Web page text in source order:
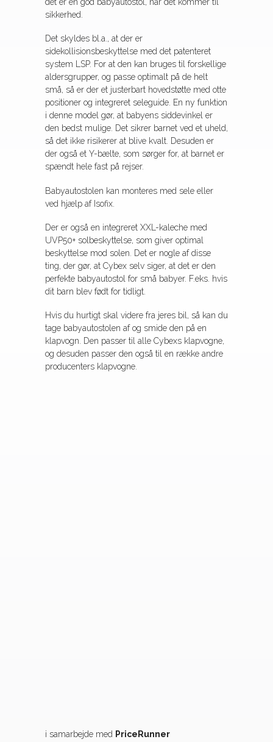
sikkerhed.
Det skyldes bl.a., at der er
sidekollisionsbeskyttelse med det patenteret
system LSP. For at den kan bruges til forskellige
aldersgrupper, og passe optimalt på de helt
små, så er der et justerbart hovedstøtte med otte
positioner og integreret seleguide. En ny funktion
i denne model gør, at babyens siddevinkel er
den bedst mulige. Det sikrer barnet ved et uheld,
så det ikke risikerer at blive kvalt. Desuden er
der også et Y-bælte, som sørger for, at barnet er
spændt hele fast på rejser.
Babyautostolen kan monteres med sele eller
ved hjælp af Isofix.
Der er også en integreret XXL-kaleche med
UVP50+ solbeskyttelse, som giver optimal
beskyttelse mod solen. Det er nogle af disse
ting, der gør, at Cybex selv siger, at det er den
perfekte babyautostol for små babyer. F.eks. hvis
dit barn blev født for tidligt.
Hvis du hurtigt skal videre fra jeres bil, så kan du
tage babyautostolen af og smide den på en
klapvogn. Den passer til alle Cybexs klapvogne,
og desuden passer den også til en række andre
producenters klapvogne.
i samarbejde med PriceRunner